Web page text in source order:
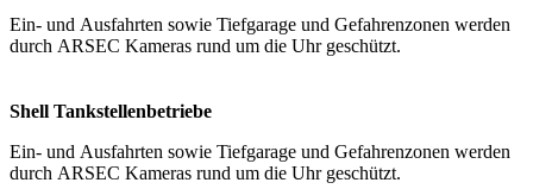
Ein- und Ausfahrten sowie Tiefgarage und Gefahrenzonen werden
durch ARSEC Kameras rund um die Uhr geschützt.
Shell Tankstellenbetriebe
Ein- und Ausfahrten sowie Tiefgarage und Gefahrenzonen werden
durch ARSEC Kameras rund um die Uhr geschützt.